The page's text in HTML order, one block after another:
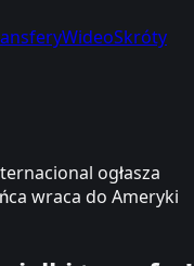
WideoSkróty
ogłasza
wraca do Ameryki